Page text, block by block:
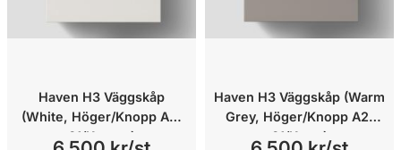
Haven H3 Väggskåp
(White, Höger/Knopp A2.
01/Koppar)
Haven H3 Väggskåp (Warm
Grey, Höger/Knopp A2.
01/Krom)